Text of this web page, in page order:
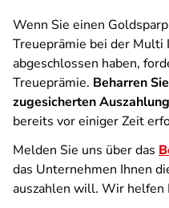
Wenn Sie einen
Treueprämie bei der Multi
abgeschlossen haben,
Treueprämie. Beharren
zugesicherten Auszahlung
bereits vor einiger Zeit
Melden Sie uns über das
das Unternehmen Ihnen
auszahlen will. Wir helfen